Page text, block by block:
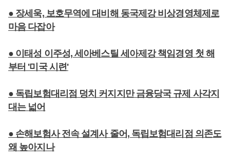
● 장세욱, 보호무역에 대비해 동국제강 비상경영체제로
마음 다잡아
● 이태성 이주성, 세아베스틸 세아제강 책임경영 첫 해
부터 '미국 시련'
● 독립보험대리점 덩치 커지지만 금융당국 규제 사각지
대는 넓어
● 손해보험사 전속 설계사 줄어, 독립보험대리점 의존도
왜 높아지나